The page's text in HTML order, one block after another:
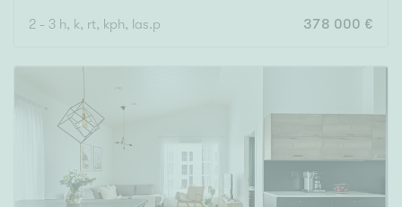
Rakennusvuosi
2 - 3 h, k, rt, kph, las.p 378 000 €